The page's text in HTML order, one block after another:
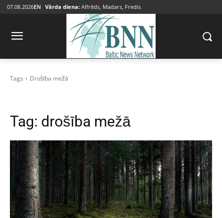
07.08.2026EN Vārda diena: Alfrēds, Madars, Fredis
Tags Drošība mežā
Tag: drošība mežā